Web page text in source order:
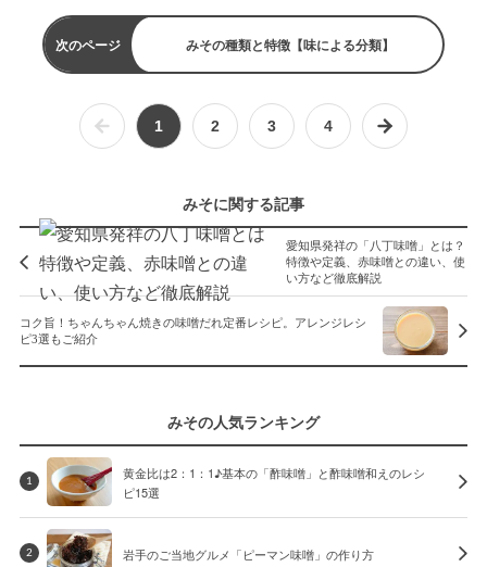
次のページ みその種類と特徴【味による分類】
1 2 3 4
みそに関する記事
愛知県発祥の「八丁味噌」とは？
特徴や定義、赤味噌との違い、使
い方など徹底解説
コク旨！ちゃんちゃん焼きの味噌だれ定番レシピ。アレンジレシ
ピ3選もご紹介
みその人気ランキング
1
黄金比は2：1：1♪基本の「酢味噌」と酢味噌和えのレシ
ピ15選
2 岩手のご当地グルメ「ピーマン味噌」の作り方